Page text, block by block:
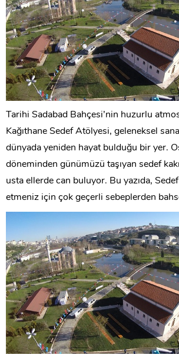
Tarihi Sadabad Bahçesi’nin huzurlu
Kağıthane Sedef Atölyesi, geleneksel
dünyada yeniden hayat bulduğu bir yer.
döneminden günümüzü taşıyan sedef
usta ellerde can buluyor. Bu yazıda,
etmeniz için çok geçerli sebeplerden